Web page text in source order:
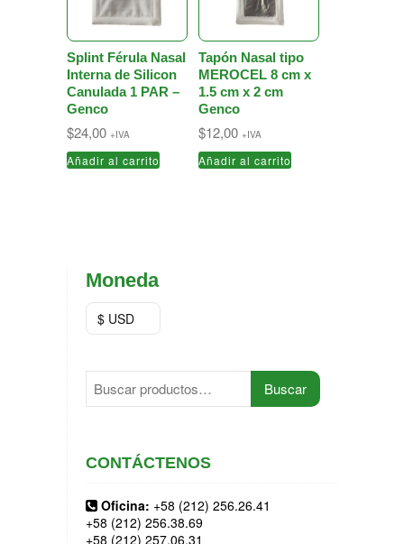
Splint Férula Nasal
Interna de Silicon
Canulada 1 PAR –
Genco
$24,00 +IVA
Añadir al carrito
Tapón Nasal tipo
MEROCEL 8 cm x
1.5 cm x 2 cm
Genco
$12,00 +IVA
Añadir al carrito
Moneda
$ USD
por:Buscar
CONTÁCTENOS
Oficina: +58 (212) 256.26.41
+58 (212) 256.38.69
+58 (212) 257.06.31